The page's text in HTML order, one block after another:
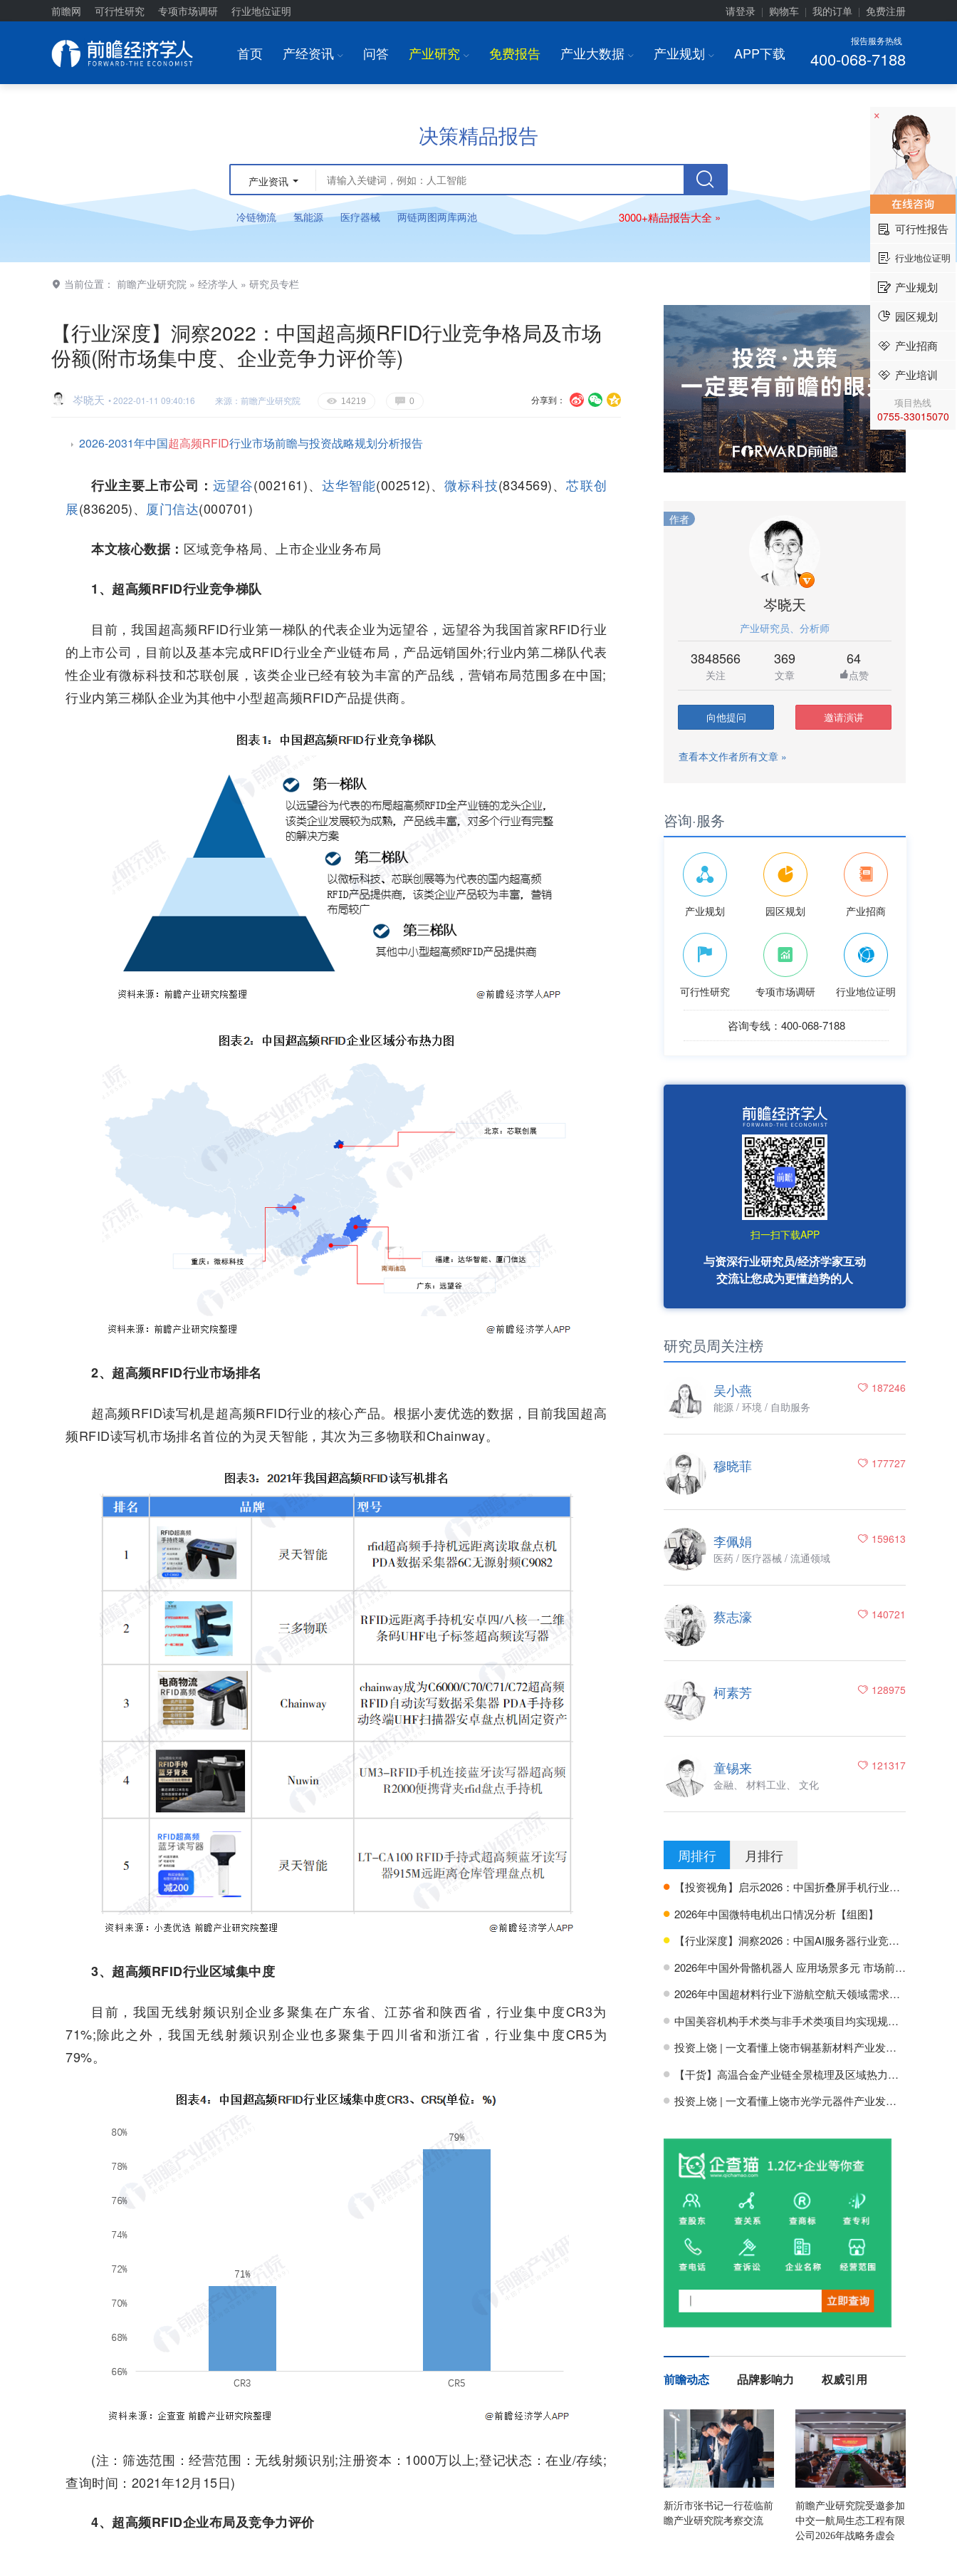
前瞻网 可行性研究 专项市场调研 行业地位证明 请登录 购物车 我的订单 免费注册
报告服务热线
400-068-7188
首页 产经资讯 I 问答 产业研究 I 免费报告 产业大数据 I 产业规划 I APP下载
决策精品报告
产业资讯
冷链物流 氢能源 医疗器械 两链两图两库两池 3000+精品报告大全 »
当前位置： 前瞻产业研究院 » 经济学人 » 研究员专栏
【行业深度】洞察2022：中国超高频RFID行业竞争格局及市场
份额(附市场集中度、企业竞争力评价等)
U V c
分享到：
岑晓天 • 2022-01-11 09:40:16 来源：前瞻产业研究院 E 14219 G 0
2026-2031年中国超高频RFID行业市场前瞻与投资战略规划分析报告
行业主要上市公司：远望谷(002161)、达华智能(002512)、 微标科技(834569)、芯联创
展(836205)、 厦门信达(000701)
本文核心数据： 区域竞争格局、上市企业业务布局
1、超高频RFID行业竞争梯队
目前，我国超高频RFID行业第一梯队的代表企业为远望谷，远望谷为我国首家RFID行业
的上市公司，目前以及基本完成RFID行业全产业链布局，产品远销国外;行业内第二梯队代表
性企业有微标科技和芯联创展，该类企业已经有较为丰富的产品线，营销布局范围多在中国;
行业内第三梯队企业为其他中小型超高频RFID产品提供商。
2、超高频RFID行业市场排名
超高频RFID读写机是超高频RFID行业的核心产品。根据小麦优选的数据，目前我国超高
频RFID读写机市场排名首位的为灵天智能，其次为三多物联和Chainway。
3、超高频RFID行业区域集中度
目前，我国无线射频识别企业多聚集在广东省、江苏省和陕西省，行业集中度CR3为
71%;除此之外，我国无线射频识别企业也多聚集于四川省和浙江省，行业集中度CR5为
79%。
(注：筛选范围：经营范围：无线射频识别;注册资本：1000万以上;登记状态：在业/存续;
查询时间：2021年12月15日)
4、超高频RFID企业布局及竞争力评价
作者
岑晓天
产业研究员、分析师
3848566
关注
369
文章
64
点赞
向他提问 邀请演讲
查看本文作者所有文章 »
咨询·服务
产业规划 园区规划 产业招商
可行性研究 专项市场调研 行业地位证明
咨询专线：400-068-7188
扫一扫下载APP
与资深行业研究员/经济学家互动
交流让您成为更懂趋势的人
研究员周关注榜
187246
吴小燕
能源 / 环境 / 自助服务
177727
穆晓菲
159613
李佩娟
医药 / 医疗器械 / 流通领域
140721
蔡志濠
128975
柯素芳
121317
童锡来
金融、 材料工业、 文化
周排行 月排行
H 【投资视角】启示2026：中国折叠屏手机行业投融资及兼并重组分析
H 2026年中国微特电机出口情况分析【组图】
H 【行业深度】洞察2026：中国AI服务器行业竞争格局及市场份额
H 2026年中国外骨骼机器人 应用场景多元 市场前景广阔【组图】
H 2026年中国超材料行业下游航空航天领域需求分析【组图】
H 中国美容机构手术类与非手术类项目均实现规模增长【组图】
H 投资上饶 | 一文看懂上饶市铜基新材料产业发展现状与投资机会前瞻
H 【干货】高温合金产业链全景梳理及区域热力地图
H 投资上饶 | 一文看懂上饶市光学元器件产业发展现状与投资机会前瞻
前瞻动态 品牌影响力 权威引用
新沂市张书记一行莅临前
瞻产业研究院考察交流
前瞻产业研究院受邀参加
中交一航局生态工程有限
公司2026年战略务虚会
×
可行性报告
行业地位证明
产业规划
园区规划
产业招商
产业培训
项目热线
0755-33015070